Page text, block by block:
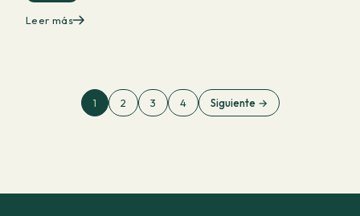
Leer más
1 2 3 4 Siguiente →